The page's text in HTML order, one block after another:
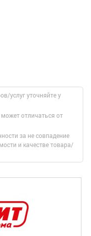
услуг уточняйте у
отличаться от
за не совпадение
и качестве товара/